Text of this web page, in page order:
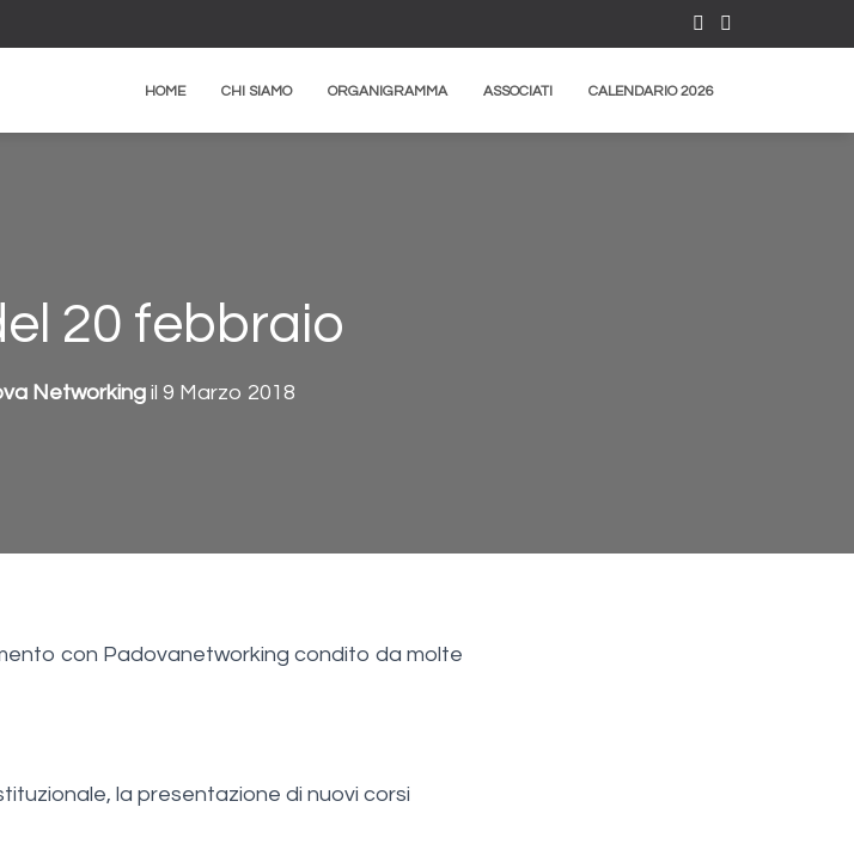
HOME CHI SIAMO ORGANIGRAMMA ASSOCIATI CALENDARIO 2026
20 febbraio
Networkingil 9 Marzo 2018
con Padovanetworking condito da molte
la presentazione di nuovi corsi